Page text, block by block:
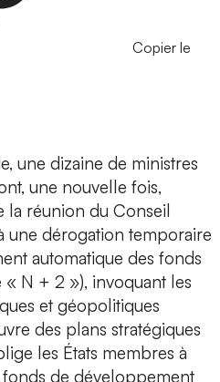
Copier le
une dizaine de ministres
une nouvelle fois,
la réunion du Conseil
une dérogation temporaire
automatique des fonds
N + 2 »), invoquant les
et géopolitiques
des plans stratégiques
les États membres à
de développement